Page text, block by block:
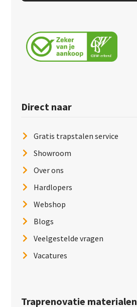
Direct naar
Gratis trapstalen service
Showroom
Over ons
Hardlopers
Webshop
Blogs
Veelgestelde vragen
Vacatures
Traprenovatie materialen